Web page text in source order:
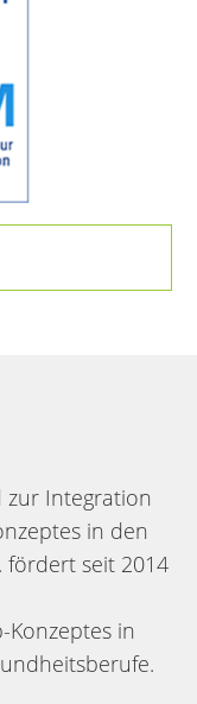
zur Integration
in den
fördert seit 2014
Konzeptes in